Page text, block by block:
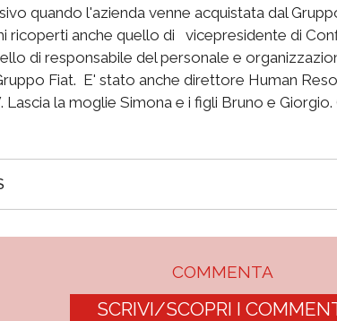
quando l'azienda venne acquistata dal
ricoperti anche quello di vicepresidente di
di responsabile del personale e
Fiat. E' stato anche direttore Human
la moglie Simona e i figli Bruno e
COMMENTA
SCRIVI/SCOPRI I